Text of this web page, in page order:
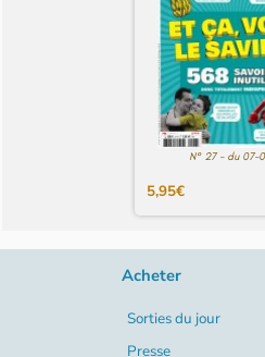
N° 27 - du 07-
5,95€
Acheter
Sorties du jour
Presse